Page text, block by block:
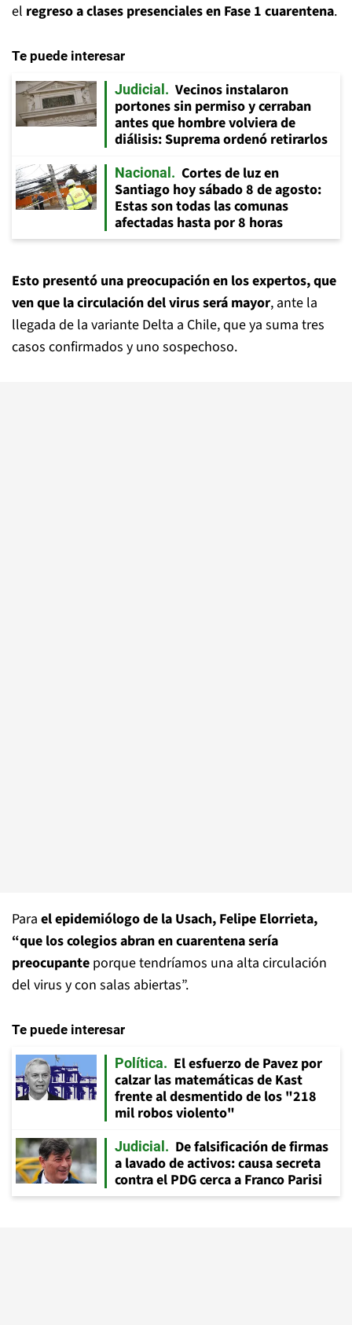
el regreso a clases presenciales en Fase 1 cuarentena.
Te puede interesar
Judicial
Vecinos instalaron
portones sin permiso y cerraban
antes que hombre volviera de
diálisis: Suprema ordenó retirarlos
Nacional
Cortes de luz en
Santiago hoy sábado 8 de agosto:
Estas son todas las comunas
afectadas hasta por 8 horas
Esto presentó una preocupación en los expertos, que
ven que la circulación del virus será mayor, ante la
llegada de la variante Delta a Chile, que ya suma tres
casos confirmados y uno sospechoso.
Para el epidemiólogo de la Usach, Felipe Elorrieta,
“que los colegios abran en cuarentena sería
preocupante porque tendríamos una alta circulación
del virus y con salas abiertas”.
Te puede interesar
Política
El esfuerzo de Pavez por
calzar las matemáticas de Kast
frente al desmentido de los "218
mil robos violento"
Judicial
De falsificación de firmas
a lavado de activos: causa secreta
contra el PDG cerca a Franco Parisi